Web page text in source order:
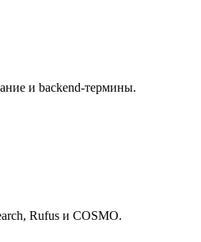
и backend-термины.
Rufus и COSMO.